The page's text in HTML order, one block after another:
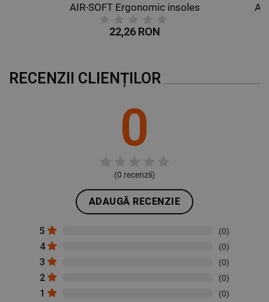
AIR-SOFT Ergonomic insoles
22,26 RON
RECENZII CLIENȚILOR
0
(0 recenzii)
ADAUGĂ RECENZIE
5 (0)
4 (0)
3 (0)
2 (0)
1 (0)